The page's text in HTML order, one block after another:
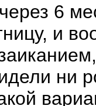
6
и
ни